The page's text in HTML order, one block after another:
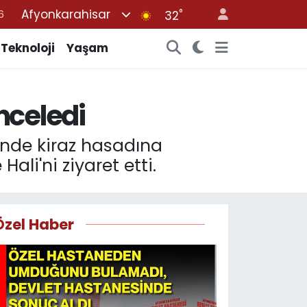
Afyonkarahisar 32°
Teknoloji Yaşam
kiraz hasadına
ziyaret etti.
Haber